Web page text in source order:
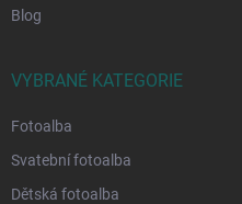
Blog
VYBRANÉ KATEGORIE
Fotoalba
Svatební fotoalba
Dětská fotoalba